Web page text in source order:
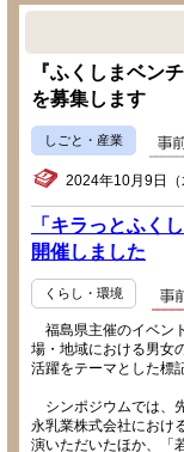
『ふくしまベン
を募集します
しごと・産業
2024年10月9日（
「キラっとふく
開催しました
くらし・環境
福島県主催のイベン
場・地域における男女
活躍をテーマとした標
シンポジウムでは、
永乳業株式会社におけ
演いただいたほか、「